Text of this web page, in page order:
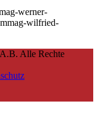
werner-
wilfried-
Alle Rechte